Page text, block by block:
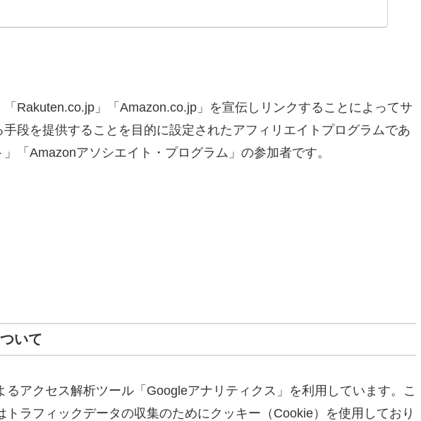
「Rakuten.co.jp」「Amazon.co.jp」を宣伝しリンクすることによってサ
段を提供することを目的に設定されたアフィリエイトプログラムであ
「Amazonアソシエイト・プログラム」の参加者です。
いて
るアクセス解析ツール「Googleアナリティクス」を利用しています。こ
トラフィックデータの収集のためにクッキー（Cookie）を使用しており